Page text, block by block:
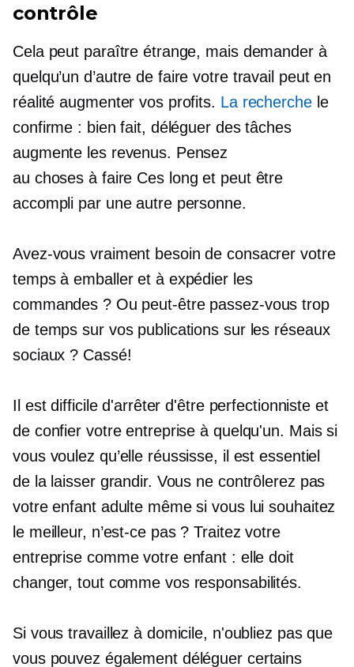
contrôle
Cela peut paraître étrange, mais demander à
quelqu’un d’autre de faire votre travail peut en
réalité augmenter vos profits. La recherchele
confirme : bien fait, déléguer des tâches
augmente les revenus. Pensez
au choses à faire Ces long et peut être
accompli par une autre personne.
Avez-vous vraiment besoin de consacrer votre
temps à emballer et à expédier les
commandes ? Ou peut-être passez-vous trop
de temps sur vos publications sur les réseaux
sociaux ? Cassé!
Il est difficile d'arrêter d'être perfectionniste et
de confier votre entreprise à quelqu'un. Mais si
vous voulez qu’elle réussisse, il est essentiel
de la laisser grandir. Vous ne contrôlerez pas
votre enfant adulte même si vous lui souhaitez
le meilleur, n’est-ce pas ? Traitez votre
entreprise comme votre enfant : elle doit
changer, tout comme vos responsabilités.
Si vous travaillez à domicile, n'oubliez pas que
vous pouvez également déléguer certains